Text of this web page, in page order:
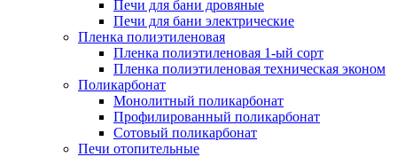
Печи для бани дровяные
Печи для бани электрические
Пленка полиэтиленовая
Пленка полиэтиленовая 1-ый сорт
Пленка полиэтиленовая техническая эконом
Поликарбонат
Монолитный поликарбонат
Профилированный поликарбонат
Сотовый поликарбонат
Печи отопительные